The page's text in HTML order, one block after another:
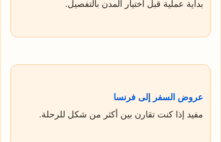
بداية عملية قبل اختيار المدن بالتفصيل.
عروض السفر إلى فرنسا
مفيد إذا كنت تقارن بين أكثر من شكل للرحلة.